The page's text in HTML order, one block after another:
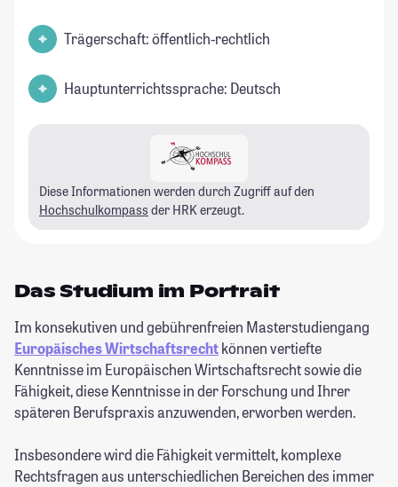
Trägerschaft: öffentlich-rechtlich
Hauptunterrichtssprache: Deutsch
Diese Informationen werden durch Zugriff auf den
Hochschulkompass der HRK erzeugt.
Das Studium im Portrait
Im konsekutiven und gebührenfreien Masterstudiengang
Europäisches Wirtschaftsrechtkönnen vertiefte
Kenntnisse im Europäischen Wirtschaftsrecht sowie die
Fähigkeit, diese Kenntnisse in der Forschung und Ihrer
späteren Berufspraxis anzuwenden, erworben werden.
Insbesondere wird die Fähigkeit vermittelt, komplexe
Rechtsfragen aus unterschiedlichen Bereichen des immer